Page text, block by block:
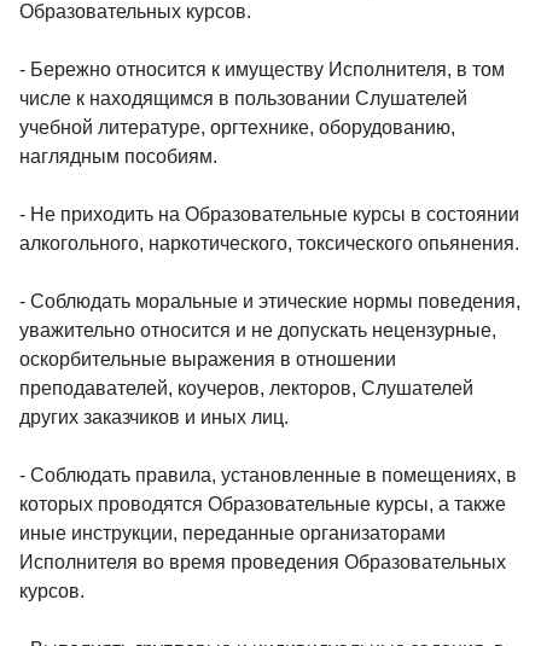
Образовательных курсов.
- Бережно относится к имуществу Исполнителя, в том
числе к находящимся в пользовании Слушателей
учебной литературе, оргтехнике, оборудованию,
наглядным пособиям.
- Не приходить на Образовательные курсы в состоянии
алкогольного, наркотического, токсического опьянения.
- Соблюдать моральные и этические нормы поведения,
уважительно относится и не допускать нецензурные,
оскорбительные выражения в отношении
преподавателей, коучеров, лекторов, Слушателей
других заказчиков и иных лиц.
- Соблюдать правила, установленные в помещениях, в
которых проводятся Образовательные курсы, а также
иные инструкции, переданные организаторами
Исполнителя во время проведения Образовательных
курсов.